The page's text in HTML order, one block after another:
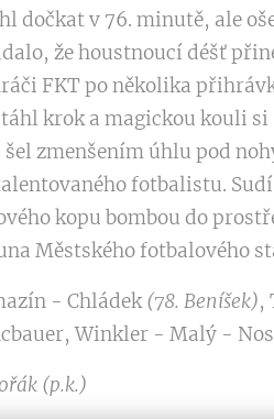
dočkat v 76. minutě, ale
že houstnoucí déšť
FKT po několika
krok a magickou kouli
šel zmenšením úhlu pod
fotbalistu.
kopu bombou do
Městského fotbalového
- Chládek(78. Beníšek),
Winkler - Malý -
(p.k.)